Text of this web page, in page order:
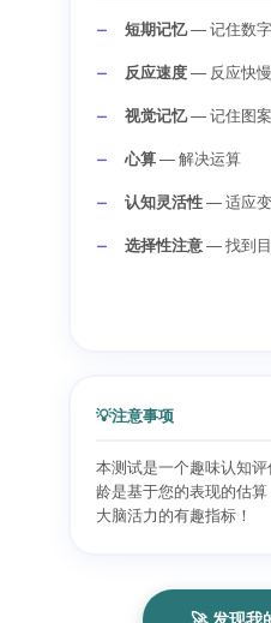
短期记忆— 记住数
反应速度— 反应快慢
视觉记忆— 记住图案
心算— 解决运算
认知灵活性— 适应
选择性注意— 找到
💡注意事项
本测试是一个趣味认知
龄是基于您的表现的估
大脑活力的有趣指标！